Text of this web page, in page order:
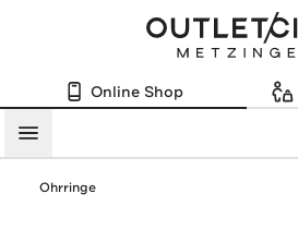
Online Shop
Menü
Ohrringe